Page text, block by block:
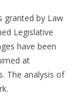
granted by Law
Legislative
have been
at
The analysis of